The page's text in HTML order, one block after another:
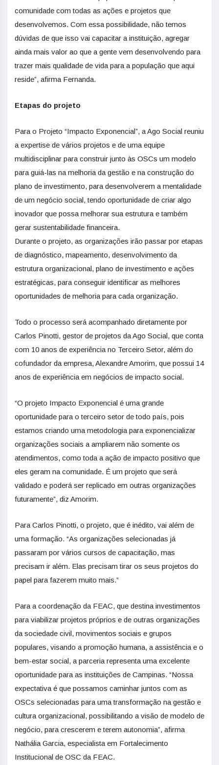
comunidade com todas as ações e projetos que
desenvolvemos. Com essa possibilidade, não temos
dúvidas de que isso vai capacitar a instituição, agregar
ainda mais valor ao que a gente vem desenvolvendo para
trazer mais qualidade de vida para a população que aqui
reside”, afirma Fernanda.
Etapas do projeto
Para o Projeto “Impacto Exponencial”, a Ago Social reuniu
a expertise de vários projetos e de uma equipe
multidisciplinar para construir junto às OSCs um modelo
para guiá-las na melhoria da gestão e na construção do
plano de investimento, para desenvolverem a mentalidade
de um negócio social, tendo oportunidade de criar algo
inovador que possa melhorar sua estrutura e também
gerar sustentabilidade financeira.
Durante o projeto, as organizações irão passar por etapas
de diagnóstico, mapeamento, desenvolvimento da
estrutura organizacional, plano de investimento e ações
estratégicas, para conseguir identificar as melhores
oportunidades de melhoria para cada organização.
Todo o processo será acompanhado diretamente por
Carlos Pinotti, gestor de projetos da Ago Social, que conta
com 10 anos de experiência no Terceiro Setor, além do
cofundador da empresa, Alexandre Amorim, que possui 14
anos de experiência em negócios de impacto social.
“O projeto Impacto Exponencial é uma grande
oportunidade para o terceiro setor de todo país, pois
estamos criando uma metodologia para exponencializar
organizações sociais a ampliarem não somente os
atendimentos, como toda a ação de impacto positivo que
eles geram na comunidade. É um projeto que será
validado e poderá ser replicado em outras organizações
futuramente”, diz Amorim.
Para Carlos Pinotti, o projeto, que é inédito, vai além de
uma formação. “As organizações selecionadas já
passaram por vários cursos de capacitação, mas
precisam ir além. Elas precisam tirar os seus projetos do
papel para fazerem muito mais.”
Para a coordenação da FEAC, que destina investimentos
para viabilizar projetos próprios e de outras organizações
da sociedade civil, movimentos sociais e grupos
populares, visando a promoção humana, a assistência e o
bem-estar social, a parceria representa uma excelente
oportunidade para as instituições de Campinas. “Nossa
expectativa é que possamos caminhar juntos com as
OSCs selecionadas para uma transformação na gestão e
cultura organizacional, possibilitando a visão de modelo de
negócio, para crescerem e terem autonomia”, afirma
Nathália Garcia, especialista em Fortalecimento
Institucional de OSC da FEAC.